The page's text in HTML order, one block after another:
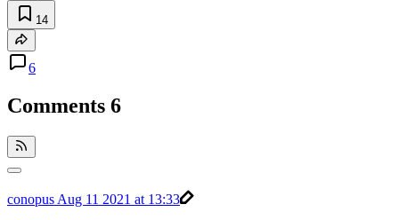
14
6
Comments 6
conopus Aug 11 2021 at 13:33